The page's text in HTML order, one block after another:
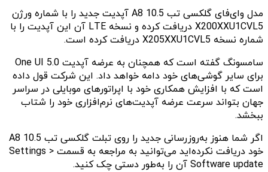
مدل وای‌فای گلکسی تب A8 10.5 آپدیت جدید را با شماره ورژن
X200XXU1CVL5 دریافت کرده و نسخه LTE آن این آپدیت را با
شماره نسخه X205XXU1CVL5 دریافت کرده است.
سامسونگ گفته است که همچنان به عرضه آپدیت One UI 5.0
برای سایر گوشی‌های خود دامه خواهد داد. این شرکت قول داده
است که با افزایش همکاری خود با اپراتورهای موبایلی در سراسر
جهان بتواند سرعت عرضه آپدیت‌های نرم‌افزاری خود را شتاب
ببخشد.
اگر شما هنوز به‌روزرسانی جدید را روی تبلت گلکسی تب A8 10.5
خود دریافت نکرده‌اید می‌توانید به مراجعه به قسمت Settings >
Software update آن را به‌طور دستی چک کنید.